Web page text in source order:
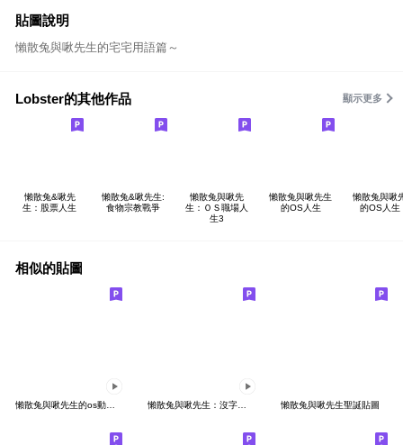
貼圖說明
懶散兔與啾先生的宅宅用語篇～
Lobster的其他作品 顯示更多
懶散兔&啾先
生：股票人生
懶散兔&啾先生:
食物宗教戰爭
懶散兔與啾先
生：ＯＳ職場人
生3
懶散兔與啾先生
的OS人生
懶散兔與啾
的OS人生
相似的貼圖
懶散兔與啾先生的os動動動 2 懶散兔與啾先生：沒字也能動！ 懶散兔與啾先生聖誕貼圖